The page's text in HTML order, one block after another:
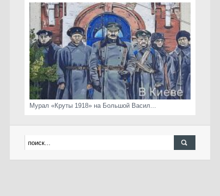
Мурал «Круты 1918» на Большой Васил...